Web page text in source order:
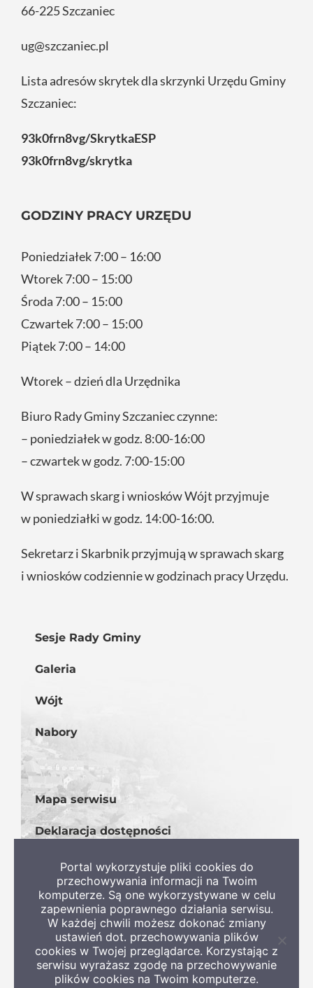
66-225 Szczaniec
ug@szczaniec.pl
Lista adresów skrytek dla skrzynki Urzędu Gminy
Szczaniec:
93k0frn8vg/SkrytkaESP
93k0frn8vg/skrytka
GODZINY PRACY URZĘDU
Poniedziałek 7:00 – 16:00
Wtorek 7:00 – 15:00
Środa 7:00 – 15:00
Czwartek 7:00 – 15:00
Piątek 7:00 – 14:00
Wtorek – dzień dla Urzędnika
Biuro Rady Gminy Szczaniec czynne:
– poniedziałek w godz. 8:00-16:00
– czwartek w godz. 7:00-15:00
W sprawach skarg i wniosków Wójt przyjmuje
w poniedziałki w godz. 14:00-16:00.
Sekretarz i Skarbnik przyjmują w sprawach skarg
i wniosków codziennie w godzinach pracy Urzędu.
Sesje Rady Gminy
Galeria
Wójt
Nabory
Mapa serwisu
Deklaracja dostępności
Copyright 2022 Gmina Szczaniec
Portal wykorzystuje pliki cookies do
przechowywania informacji na Twoim
komputerze. Są one wykorzystywane w celu
zapewnienia poprawnego działania serwisu.
W każdej chwili możesz dokonać zmiany
ustawień dot. przechowywania plików
cookies w Twojej przeglądarce. Korzystając z
serwisu wyrażasz zgodę na przechowywanie
plików cookies na Twoim komputerze.